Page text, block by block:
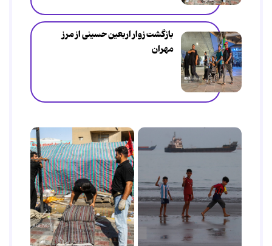
بازگشت زوار اربعین حسینی از مرز
مهران